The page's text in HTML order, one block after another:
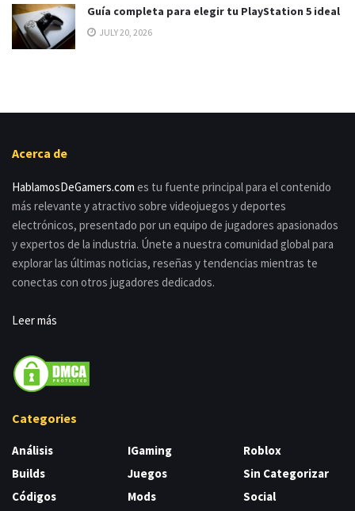
Guía completa para elegir tu PlayStation 5 ideal
JULY 20, 2026
Acerca de
HablamosDeGamers.com es tu fuente principal para el contenido
más relevante y atractivo sobre videojuegos y deportes
electrónicos, presentado por un equipo de jugadores apasionados
y expertos de la industria. Únete a nuestra comunidad global para
explorar las últimas noticias, reseñas y tendencias mientras te
conectas con otros jugadores dedicados.
Leer más
Categories
Análisis
Builds
Códigos
IGaming
Juegos
Mods
Roblox
Sin Categorizar
Social